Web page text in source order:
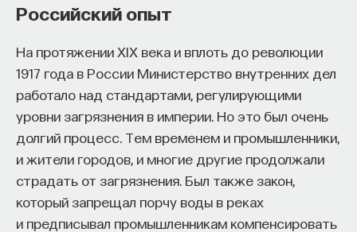
Российский опыт
На протяжении XIX века и вплоть до революции
1917 года в России Министерство внутренних дел
работало над стандартами, регулирующими
уровни загрязнения в империи. Но это был очень
долгий процесс. Тем временем и промышленники,
и жители городов, и многие другие продолжали
страдать от загрязнения. Был также закон,
который запрещал порчу воды в реках
и предписывал промышленникам компенсировать
НАД МАТЕРИАЛОМ РАБОТАЛИ
ПостНаука
команда ПостНауки
Сения Долгачева
редактор ПостНауки
быть верифицированы. Речь о том, что это знание
прочитали, на него есть отзывы, и оно
используется в науке за пределами судебной
комнаты.
С этого времени в американском праве
существует тест Дубера на любую экспертизу.
Суд до начала судебного заседания проводит
этот тест и говорит: «Нет, ребята, вы принесли
свидетельство, что подсудимый или